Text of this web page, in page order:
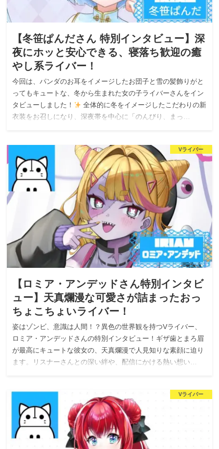
【冬笹ぱんださん 特別インタビュー】深
夜にホッと安心できる、寝落ち歓迎の癒
やし系ライバー！
今回は、パンダのお耳をイメージしたお団子と雪の髪飾りがと
ってもキュートな、冬から生まれた女の子ライバーさんをイン
タビューしました！
全体的に冬をイメージしたこだわりの新
衣装をお召しになり、深夜帯を中心に「のんびり、まっ…
Vライバー
【ロミア・アンデッドさん特別インタビ
ュー】天真爛漫な可愛さが詰まったおっ
ちょこちょいライバー！
姿はゾンビ、意識は人間！？異色の世界観を持つVライバー、
ロミア・アンデッドさんの特別インタビュー！ギザ歯とまろ眉
が最高にキュートな彼女の、天真爛漫で人見知りな素顔に迫り
ます。リスナーさんとの深い絆や、配信にかける熱い想い…
Vライバー